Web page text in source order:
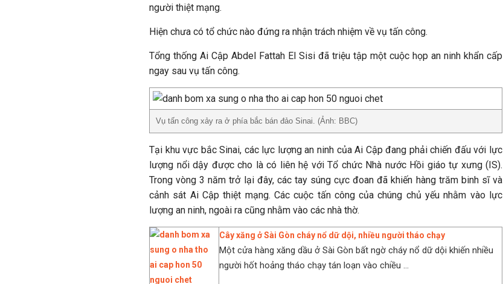
người thiệt mạng.
Hiện chưa có tổ chức nào đứng ra nhận trách nhiệm về vụ tấn công.
Tổng thống Ai Cập Abdel Fattah El Sisi đã triệu tập một cuộc họp an ninh khẩn cấp
ngay sau vụ tấn công.
Vụ tấn công xảy ra ở phía bắc bán đảo Sinai. (Ảnh: BBC)
Tại khu vực bắc Sinai, các lực lượng an ninh của Ai Cập đang phải chiến đấu với lực
lượng nổi dậy được cho là có liên hệ với Tổ chức Nhà nước Hồi giáo tự xưng (IS).
Trong vòng 3 năm trở lại đây, các tay súng cực đoan đã khiến hàng trăm binh sĩ và
cảnh sát Ai Cập thiệt mạng. Các cuộc tấn công của chúng chủ yếu nhằm vào lực
lượng an ninh, ngoài ra cũng nhằm vào các nhà thờ.
Cây xăng ở Sài Gòn cháy nổ dữ dội, nhiều người tháo chạy
Một cửa hàng xăng dầu ở Sài Gòn bất ngờ cháy nổ dữ dội khiến nhiều
người hốt hoảng tháo chạy tán loạn vào chiều ...